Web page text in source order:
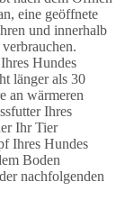
eine geöffnete
und innerhalb
Hundes
länger als 30
an wärmeren
Ihres
Ihr Tier
Ihres Hundes
Boden
nachfolgenden